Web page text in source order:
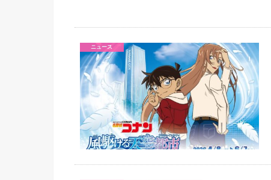
ニュース